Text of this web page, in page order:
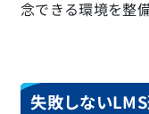
念できる環境を整
失敗しない